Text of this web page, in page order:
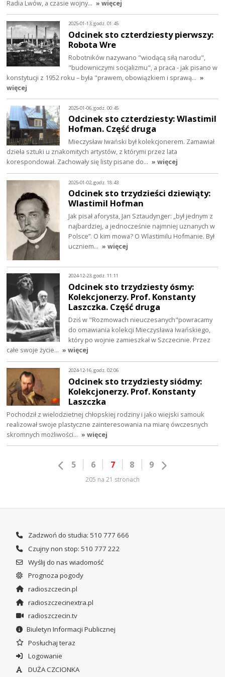
Radia Lwów, a czasie wojny… » więcej
2025-01-13, godz. 01:45
Odcinek sto czterdziesty pierwszy:
Robota Wre
Robotników nazywano "wiodącą siłą narodu",
"budowniczymi socjalizmu", a praca - jak pisano w
konstytucji z 1952 roku – była "prawem, obowiązkiem i sprawą… »
więcej
2025-01-06, godz. 00:45
Odcinek sto czterdziesty: Wlastimil
Hofman. Część druga
Mieczysław Iwański był kolekcjonerem. Zamawiał
dzieła sztuki u znakomitych artystów, z którymi przez lata
korespondował. Zachowały się listy pisane do… » więcej
2025-01-02, godz. 18:43
Odcinek sto trzydzieści dziewiąty:
Wlastimil Hofman
Jak pisał aforysta, Jan Sztaudynger: „był jednym z
najbardziej, a jednocześnie najmniej uznanych w
Polsce”. O kim mowa? O Wlastimilu Hofmanie. Był
uczniem… » więcej
2024-12-23, godz. 11:11
Odcinek sto trzydziesty ósmy:
Kolekcjonerzy. Prof. Konstanty
Laszczka. Część druga
Dziś w "Rozmowach nieuczesanych"powracamy
do omawiania kolekcji Mieczysława Iwańskiego,
który po wojnie zamieszkał w Szczecinie. Przez
całe swoje życie… » więcej
2024-12-16, godz. 02:06
Odcinek sto trzydziesty siódmy:
Kolekcjonerzy. Prof. Konstanty
Laszczka
Pochodził z wielodzietnej chłopskiej rodziny i jako wiejski samouk
realizował swoje plastyczne zainteresowania na miarę ówczesnych
skromnych możliwości… » więcej
5 6 7 8 9
205 na 21 stronach
Zadzwoń do studia: 510 777 666
Czujny non stop: 510 777 222
Wyślij do nas wiadomość
Prognoza pogody
radioszczecin.pl
radioszczecinextra.pl
radioszczecin.tv
Biuletyn Informacji Publicznej
Posłuchaj teraz
Logowanie
DUŻA CZCIONKA